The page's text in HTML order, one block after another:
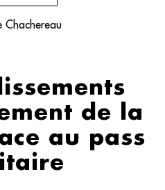
Chachereau
de la
au pass